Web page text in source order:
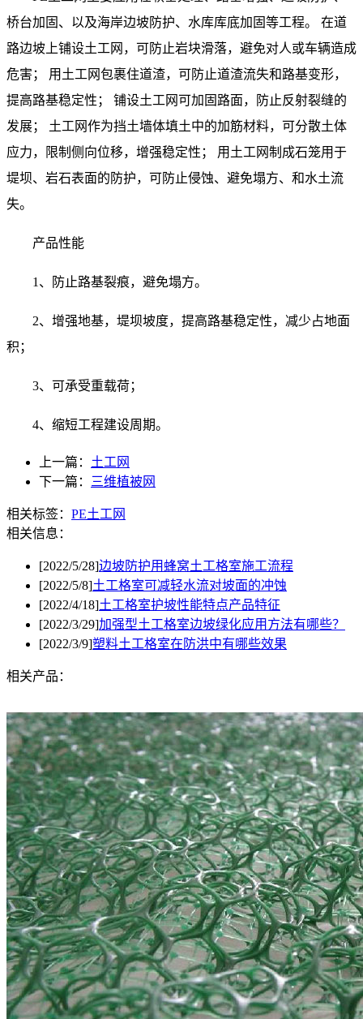
桥台加固、以及海岸边坡防护、水库库底加固等工程。 在道
路边坡上铺设土工网，可防止岩块滑落，避免对人或车辆造成
危害； 用土工网包裹住道渣，可防止道渣流失和路基变形，
提高路基稳定性； 铺设土工网可加固路面，防止反射裂缝的
发展； 土工网作为挡土墙体填土中的加筋材料，可分散土体
应力，限制侧向位移，增强稳定性； 用土工网制成石笼用于
堤坝、岩石表面的防护，可防止侵蚀、避免塌方、和水土流
失。
产品性能
1、防止路基裂痕，避免塌方。
2、增强地基，堤坝坡度，提高路基稳定性，减少占地面
积；
3、可承受重载荷；
4、缩短工程建设周期。
上一篇： 土工网
下一篇：
三维植被网
相关标签： PE土工网
相关信息：
[2022/5/28]边坡防护用蜂窝土工格室施工流程
[2022/5/8]土工格室可减轻水流对坡面的冲蚀
[2022/4/18]土工格室护坡性能特点产品特征
[2022/3/29]加强型土工格室边坡绿化应用方法有哪些？
[2022/3/9]塑料土工格室在防洪中有哪些效果
相关产品：